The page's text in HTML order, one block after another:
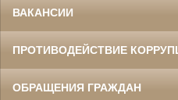
ВАКАНСИИ
ПРОТИВОДЕЙСТВИЕ
ОБРАЩЕНИЯ ГРАЖДАН